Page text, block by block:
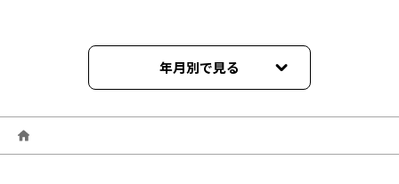
年月別で見る
2026年06月
2026年05月